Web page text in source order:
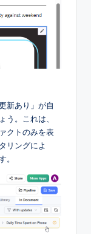
新あり」が自
う。これは、
クトのみを表
リングによ
。